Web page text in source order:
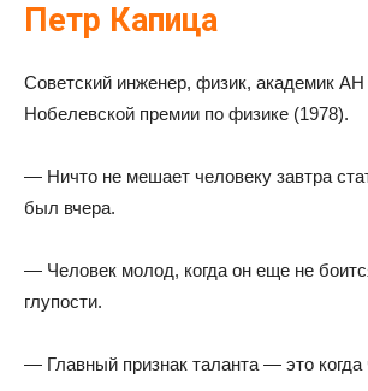
Петр Капица
Советский инженер, физик, академик
Нобелевской премии по физике (1978).
— Ничто не мешает человеку завтра
был вчера.
— Человек молод, когда он еще не
глупости.
— Главный признак таланта — это когда